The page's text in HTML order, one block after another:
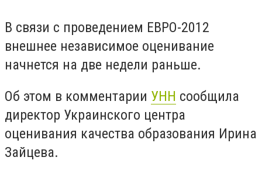
В связи с проведением ЕВРО-2012
внешнее независимое оценивание
начнется на две недели раньше.
Об этом в комментарии УНН сообщила
директор Украинского центра
оценивания качества образования Ирина
Зайцева.